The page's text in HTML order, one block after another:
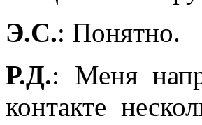
Э.С.: Понятно.
Р.Д.: Меня
контакте